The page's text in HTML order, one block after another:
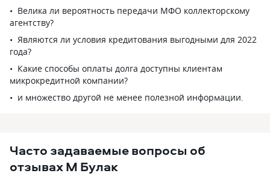
Велика ли вероятность передачи МФО коллекторскому
агентству?
Являются ли условия кредитования выгодными для 2022
года?
Какие способы оплаты долга доступны клиентам
микрокредитной компании?
и множество другой не менее полезной информации.
Часто задаваемые вопросы об
отзывах М Булак